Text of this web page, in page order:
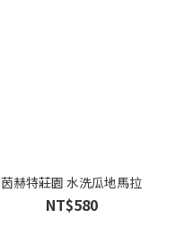
茵赫特莊園 水洗瓜地馬拉
NT$580